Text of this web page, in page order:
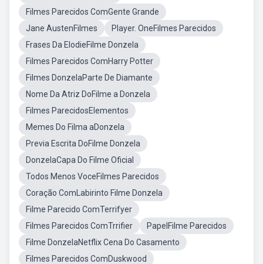
Filmes Parecidos ComGente Grande
Jane AustenFilmes
Player. OneFilmes Parecidos
Frases Da ElodieFilme Donzela
Filmes Parecidos ComHarry Potter
Filmes DonzelaParte De Diamante
Nome Da Atriz DoFilme a Donzela
Filmes ParecidosElementos
Memes Do Filma aDonzela
Previa Escrita DoFilme Donzela
DonzelaCapa Do Filme Oficial
Todos Menos VoceFilmes Parecidos
Coração ComLabirinto Filme Donzela
Filme Parecido ComTerrifyer
Filmes Parecidos ComTrrifier
PapelFilme Parecidos
Filme DonzelaNetflix Cena Do Casamento
Filmes Parecidos ComDuskwood